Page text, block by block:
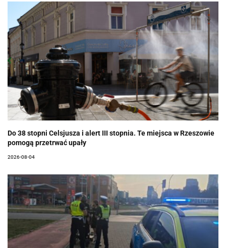
Do 38 stopni Celsjusza i alert III stopnia. Te miejsca w Rzeszowie
pomogą przetrwać upały
2026-08-04